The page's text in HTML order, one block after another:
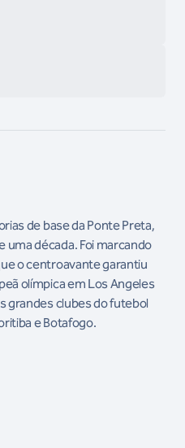
de base da Ponte Preta,
uma década. Foi marcando
o centroavante garantiu
olímpica em Los Angeles
grandes clubes do futebol
e Botafogo.